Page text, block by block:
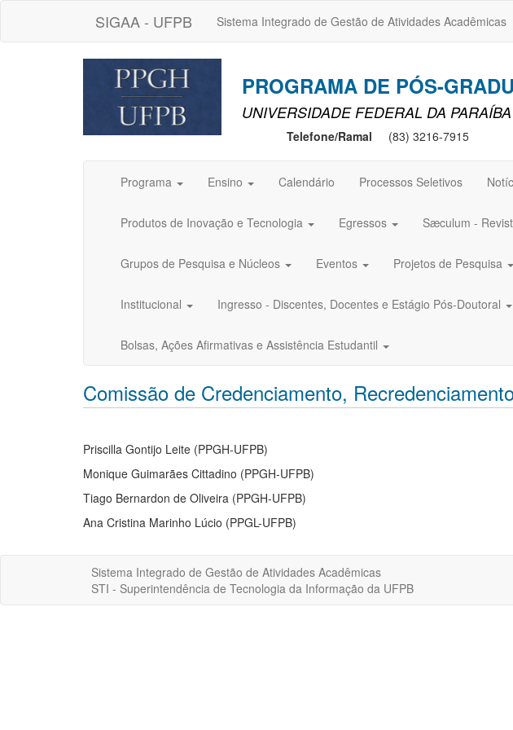
SIGAA - UFPB Sistema Integrado de Gestão de Atividades Acadêmicas
PROGRAMA DE PÓS-
UNIVERSIDADE FEDERAL DA PARAÍBA
Telefone/Ramal (83) 3216-7915
Programa Ensino Calendário Processos Seletivos
Produtos de Inovação e Tecnologia Egressos Sæculum -
Grupos de Pesquisa e Núcleos Eventos Projetos de Pesquisa
Institucional Ingresso - Discentes, Docentes e Estágio Pós-Doutoral
Bolsas, Ações Afirmativas e Assistência Estudantil
Comissão de Credenciamento,
Priscilla Gontijo Leite (PPGH-UFPB)
Monique Guimarães Cittadino (PPGH-UFPB)
Tiago Bernardon de Oliveira (PPGH-UFPB)
Ana Cristina Marinho Lúcio (PPGL-UFPB)
Sistema Integrado de Gestão de Atividades Acadêmicas
STI - Superintendência de Tecnologia da Informação da UFPB